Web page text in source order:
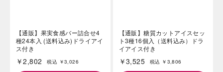
ドライアイス付き
￥3,384
カートに入れる
本 送料込＆ドライアイス付
￥3,500 税込 ￥3,779
カートに入れる